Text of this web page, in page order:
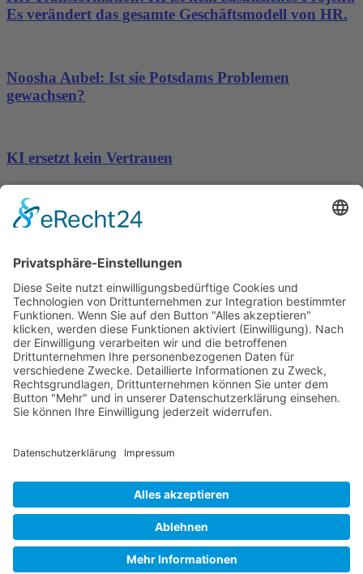
Es verändert das gesamte Geschäftsmodell von HR.
Noosha Aubel: Ist sie Potsdams Problemen
gewachsen?
KI ersetzt kein Vertrauen
Kontakte schlagen Reichweite
Impressum
Datenschutz
Kooperation
Werbung
Presse- und Öffentlichkeitsarbeit
Aktuelles
Themenwelt
Geprüfter Franchisegeber
© 2023 Franchisevergleich.eu